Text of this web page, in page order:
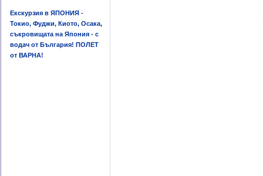
Екскурзия в ЯПОНИЯ -
Токио, Фуджи, Киото, Осака,
съкровищата на Япония - с
водач от България! ПОЛЕТ
от ВАРНА!